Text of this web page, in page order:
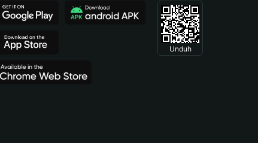
Unduh